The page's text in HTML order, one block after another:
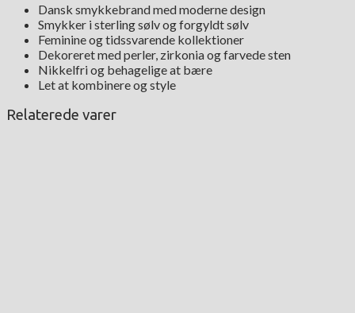
Dansk smykkebrand med moderne design
Smykker i sterling sølv og forgyldt sølv
Feminine og tidssvarende kollektioner
Dekoreret med perler, zirkonia og farvede sten
Nikkelfri og behagelige at bære
Let at kombinere og style
Relaterede varer